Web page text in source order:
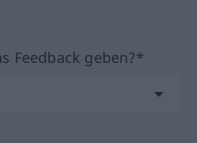
Feedback geben?*